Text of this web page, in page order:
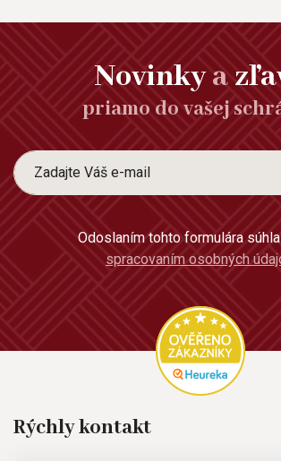
Novinkya
priamo do vašej
Odoslaním tohto formulára
spracovaním osobných
Rýchly kontakt